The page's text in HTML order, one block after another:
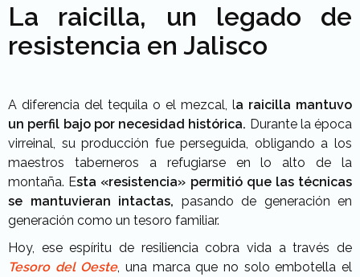
La raicilla, un legado de
resistencia en Jalisco
A diferencia del tequila o el mezcal, la raicilla mantuvo
un perfil bajo por necesidad histórica. Durante la época
virreinal, su producción fue perseguida, obligando a los
maestros taberneros a refugiarse en lo alto de la
montaña. Esta «resistencia» permitió que las técnicas
se mantuvieran intactas, pasando de generación en
generación como un tesoro familiar.
Hoy, ese espíritu de resiliencia cobra vida a través de
Tesoro del Oeste, una marca que no solo embotella el